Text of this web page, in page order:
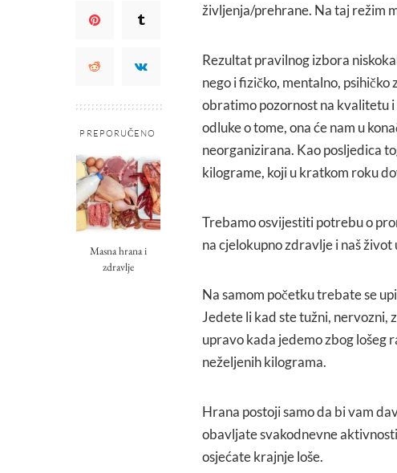
PREPORUČENO
Masna hrana i
zdravlje
življenja/prehrane. Na taj režim
Rezultat pravilnog izbora
nego i fizičko, mentalno,
obratimo pozornost na kvalitetu
odluke o tome, ona će nam u
neorganizirana. Kao posljedica
kilograme, koji u kratkom roku
Trebamo osvijestiti potrebu o
na cjelokupno zdravlje i naš život
Na samom početku trebate se
Jedete li kad ste tužni, nervozni,
upravo kada jedemo zbog lošeg
neželjenih kilograma.
Hrana postoji samo da bi vam
obavljate svakodnevne
osjećate krajnje loše.